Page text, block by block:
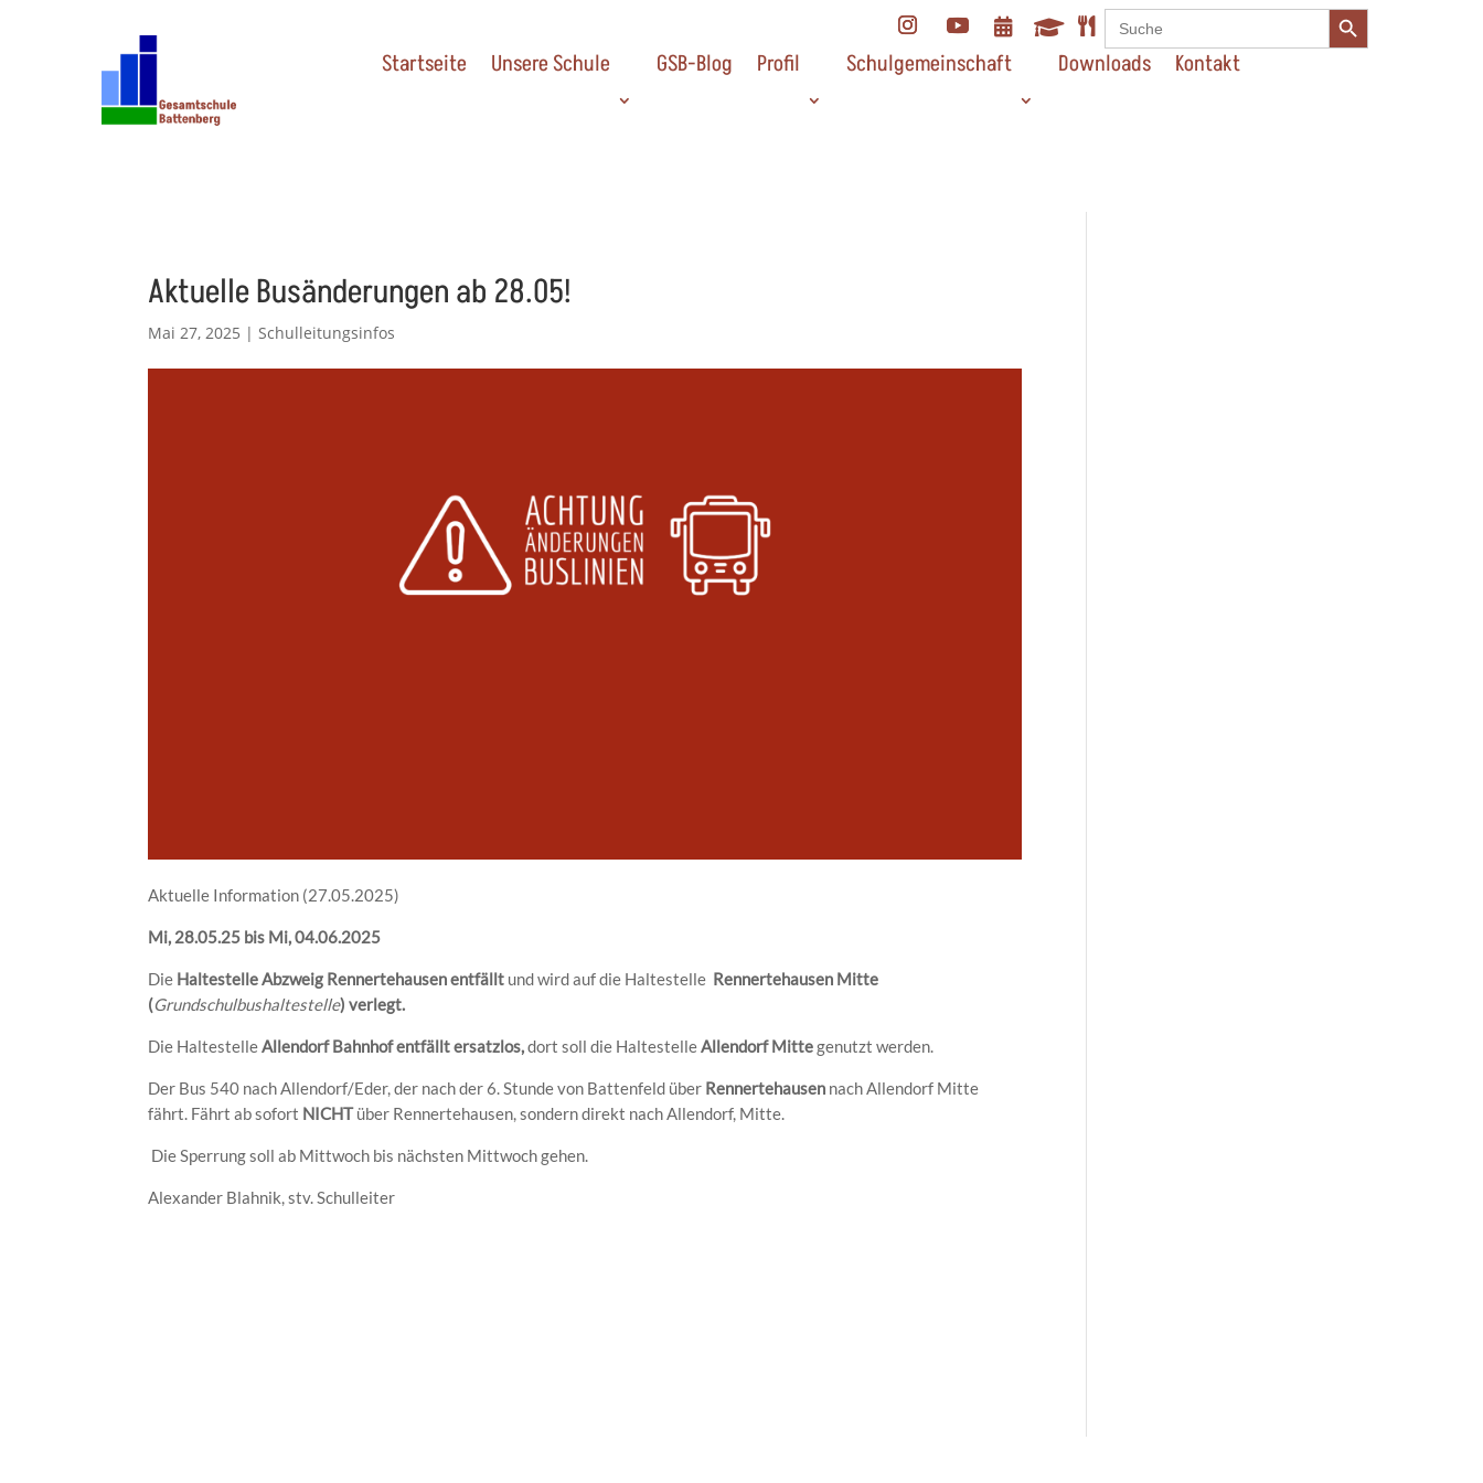
  
Search
for:
Search Button
Startseite Unsere Schule GSB-Blog Profil Schulgemeinschaft Downloads Kontakt
Aktuelle Busänderungen ab 28.05!
Mai 27, 2025 | Schulleitungsinfos
Aktuelle Information (27.05.2025)
Mi, 28.05.25 bis Mi, 04.06.2025
Die Haltestelle Abzweig Rennertehausen entfällt und wird auf die Haltestelle Rennertehausen Mitte
(Grundschulbushaltestelle) verlegt.
Die HaltestelleAllendorf Bahnhof entfällt ersatzlos,dort soll die HaltestelleAllendorf Mittegenutzt werden.
Der Bus 540 nach Allendorf/Eder, der nach der 6. Stunde von Battenfeld über Rennertehausen nach Allendorf Mitte
fährt. Fährt ab sofort NICHTüber Rennertehausen, sondern direkt nach Allendorf, Mitte.
Die Sperrung soll ab Mittwoch bis nächsten Mittwoch gehen.
Alexander Blahnik, stv. Schulleiter